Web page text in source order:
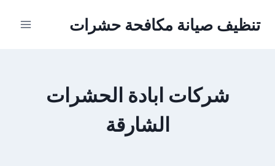
تنظيف صيانة مكافحة حشرات
شركات ابادة الحشرات
الشارقة